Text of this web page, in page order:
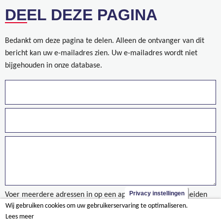
DEEL DEZE PAGINA
Bedankt om deze pagina te delen. Alleen de ontvanger van dit
bericht kan uw e-mailadres zien. Uw e-mailadres wordt niet
bijgehouden in onze database.
Voer meerdere adressen in op een aparte regels of gescheiden
door een komma.
Privacy instellingen
Wij gebruiken cookies om uw gebruikerservaring te optimaliseren.
Lees meer